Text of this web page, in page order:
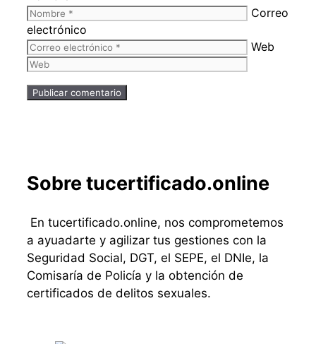
Correo
electrónico
Web
Sobre tucertificado.online
En tucertificado.online, nos comprometemos
a ayuadarte y agilizar tus gestiones con la
Seguridad Social, DGT, el SEPE, el DNIe, la
Comisaría de Policía y la obtención de
certificados de delitos sexuales.